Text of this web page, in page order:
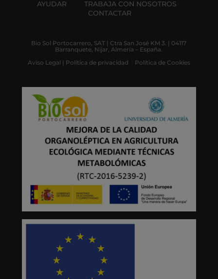
AYUDAR
TRABAJA CON NOSOTROS
CONTACTAR
Bio Sol Portocarrero, SAT | Ctra San José KM 3. | 04117
Barranquete, Nijar, Almería – España.
Aviso Legal | Política de privacidad Política de Cookies